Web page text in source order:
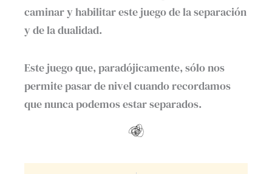
caminar y habilitar este juego de la separación
y de la dualidad.
Este juego que, paradójicamente, sólo nos
permite pasar de nivel cuando recordamos
que nunca podemos estar separados.